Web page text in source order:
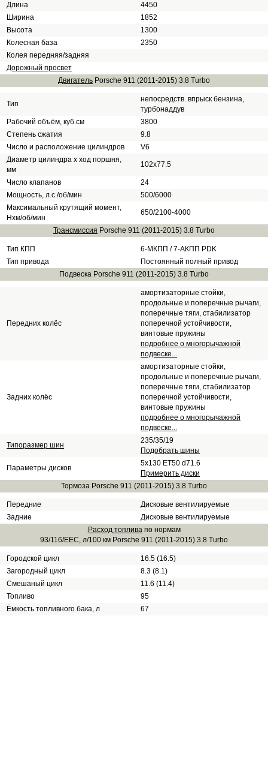
Длина
4450
Ширина
1852
Высота
1300
Колесная база
2350
Колея передняя/задняя
Дорожный просвет
Двигатель Porsche 911 (2011-2015) 3.8 Turbo
Тип
непосредств. впрыск бензина,
турбонаддув
Рабочий объём, куб.см
3800
Степень сжатия
9.8
Число и расположение цилиндров
V6
Диаметр цилиндра х ход поршня,
мм
102х77.5
Число клапанов
24
Мощность, л.с./об/мин
500/6000
Максимальный крутящий момент,
Нхм/об/мин
650/2100-4000
Трансмиссия Porsche 911 (2011-2015) 3.8 Turbo
Тип КПП
6-МКПП / 7-АКПП PDK
Тип привода
Постоянный полный привод
Подвеска Porsche 911 (2011-2015) 3.8 Turbo
Передних колёс
амортизаторные стойки,
продольные и поперечные рычаги,
поперечные тяги, стабилизатор
поперечной устойчивости,
винтовые пружины
подробнее о многорычажной
подвеске...
Задних колёс
амортизаторные стойки,
продольные и поперечные рычаги,
поперечные тяги, стабилизатор
поперечной устойчивости,
винтовые пружины
подробнее о многорычажной
подвеске...
Типоразмер шин
235/35/19
Подобрать шины
Параметры дисков
5x130 ET50 d71.6
Примерить диски
Тормоза Porsche 911 (2011-2015) 3.8 Turbo
Передние
Дисковые вентилируемые
Задние
Дисковые вентилируемые
Расход топливапо нормам
93/116/EEC, л/100 км Porsche 911 (2011-2015) 3.8 Turbo
Городской цикл
16.5 (16.5)
Загородный цикл
8.3 (8.1)
Смешаный цикл
11.6 (11.4)
Топливо
95
Ёмкость топливного бака, л
67